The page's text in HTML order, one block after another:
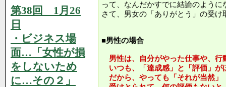
第38回 1月26
日
・ビジネス場
面…「女性が損
をしないため
に…その２」
って、なんだかすでに結論のよう
さて、男女の「ありがとう」の受
■男性の場合
男性は、自分がやった仕事や、行
いつも、「達成感」と「評価」が
だから、やっても「それが当然」